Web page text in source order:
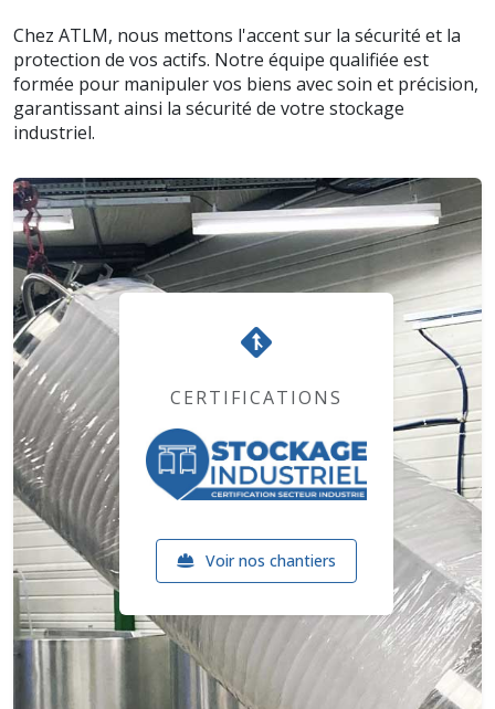
Chez ATLM, nous mettons l'accent sur la sécurité et la
protection de vos actifs. Notre équipe qualifiée est
formée pour manipuler vos biens avec soin et précision,
garantissant ainsi la sécurité de votre stockage
industriel.
CERTIFICATIONS
Voir nos chantiers